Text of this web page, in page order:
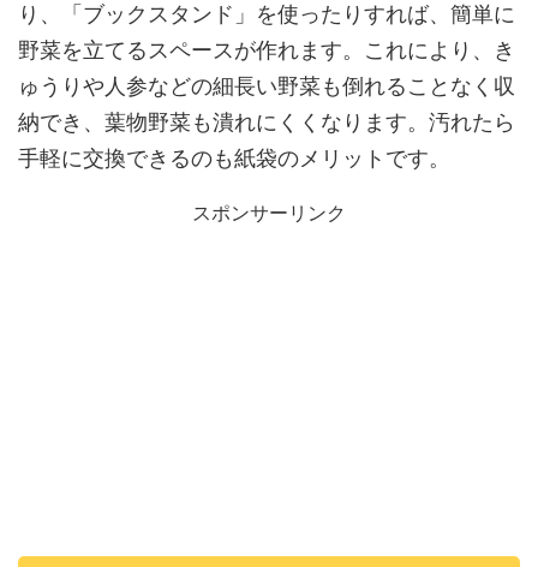
り、「ブックスタンド」を使ったりすれば、簡単に
野菜を立てるスペースが作れます。これにより、き
ゅうりや人参などの細長い野菜も倒れることなく収
納でき、葉物野菜も潰れにくくなります。汚れたら
手軽に交換できるのも紙袋のメリットです。
スポンサーリンク